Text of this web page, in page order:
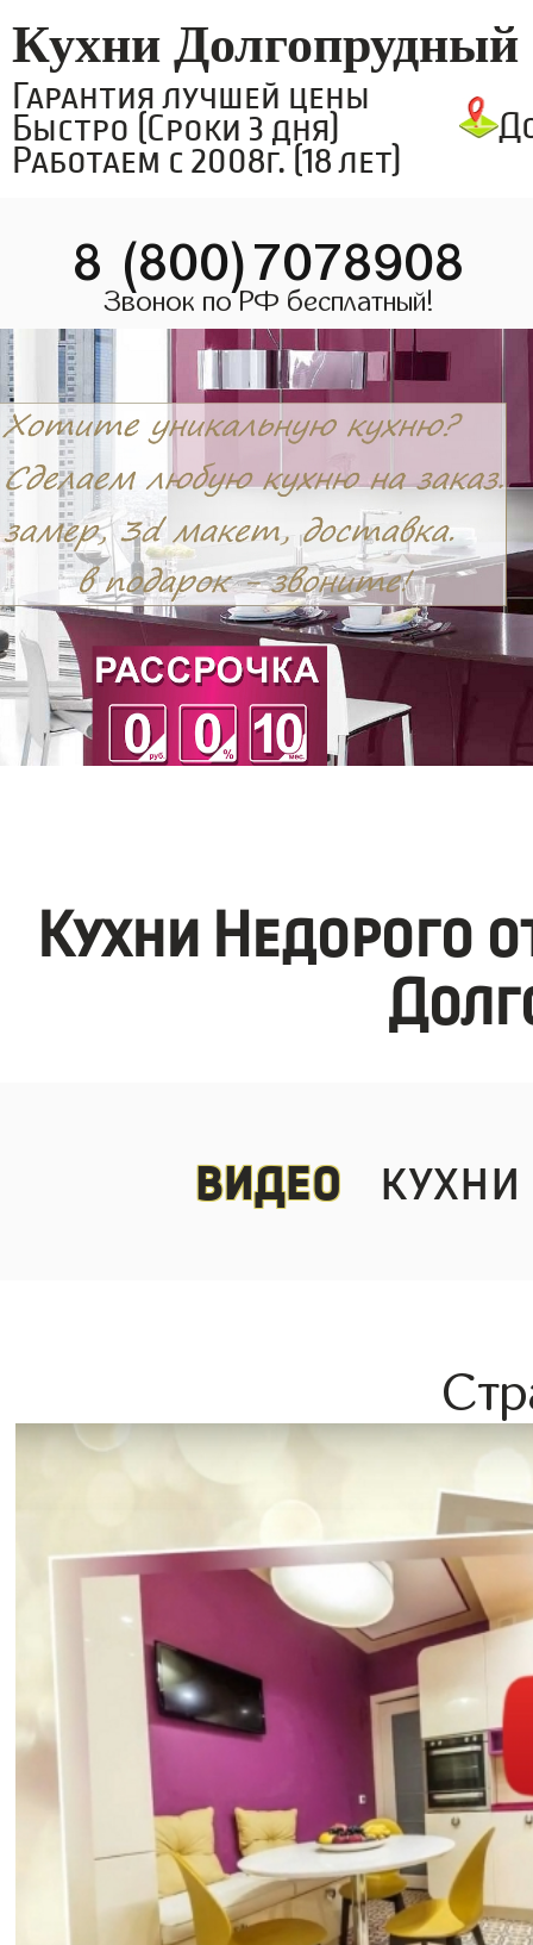
Кухни Долгопрудный
Гарантия лучшей цены
Быстро (Сроки 3 дня)
Работаем с 2008г. (18 лет)
8 (800)7078908
Звонок по РФ бесплатный!
Кухни Недорого
видео кухни